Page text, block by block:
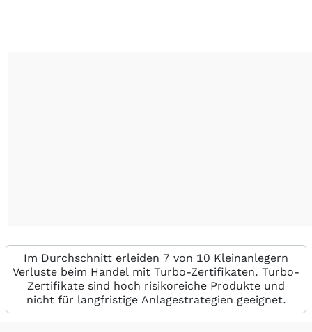
Im Durchschnitt erleiden 7 von 10 Kleinanlegern
Verluste beim Handel mit Turbo-Zertifikaten. Turbo-
Zertifikate sind hoch risikoreiche Produkte und
nicht für langfristige Anlagestrategien geeignet.